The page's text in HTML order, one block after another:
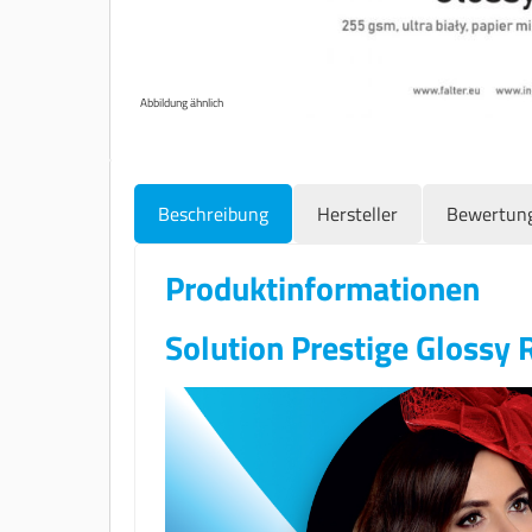
Abbildung ähnlich
Beschreibung Hersteller
Produktinformationen
Solution Prestige Glossy